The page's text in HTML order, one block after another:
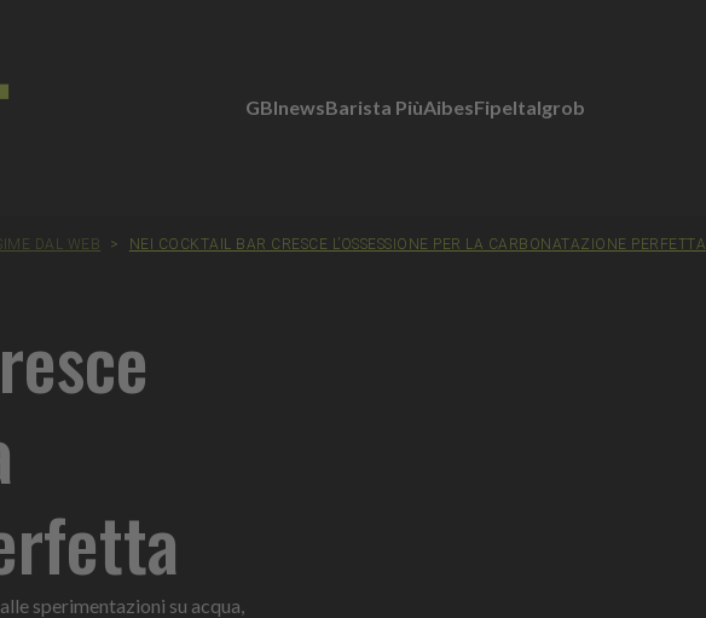
GBInewsBarista PiùAibesFipeItalgrob
DAL WEB > NEI COCKTAIL BAR CRESCE L’OSSESSIONE PER LA CARBONATAZIONE PERFETTA
sperimentazioni su acqua,